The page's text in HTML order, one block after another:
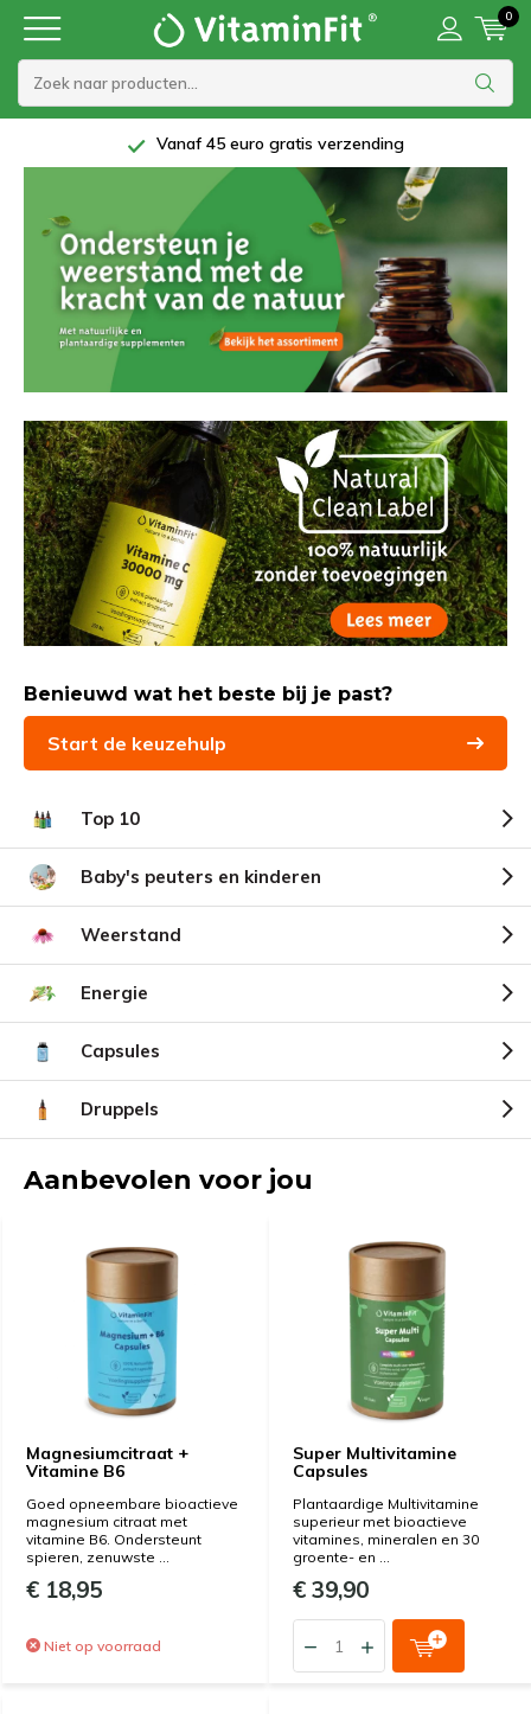
0
Vanaf 45 euro gratis verzending
Benieuwd wat het beste bij je past?
Start de keuzehulp
Top 10
Baby's peuters en kinderen
Weerstand
Energie
Capsules
Druppels
Aanbevolen voor jou
Magnesiumcitraat +
Vitamine B6
Goed opneembare bioactieve
magnesium citraat met
vitamine B6. Ondersteunt
spieren, zenuwste ...
€ 18,95
Niet op voorraad
Super Multivitamine
Capsules
Plantaardige Multivitamine
superieur met bioactieve
vitamines, mineralen en 30
groente- en ...
€ 39,90